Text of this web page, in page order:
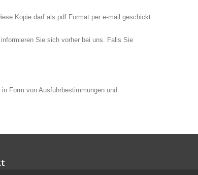
Kopie darf als pdf Format per e-mail geschickt
Sie sich vorher bei uns. Falls Sie
Form von Ausfuhrbestimmungen und